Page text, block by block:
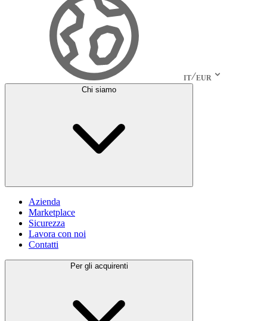
IT EUR
Chi siamo
Azienda
Marketplace
Sicurezza
Lavora con noi
Contatti
Per gli acquirenti